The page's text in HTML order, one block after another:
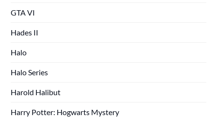
GTA VI
Hades II
Halo
Halo Series
Harold Halibut
Harry Potter: Hogwarts Mystery